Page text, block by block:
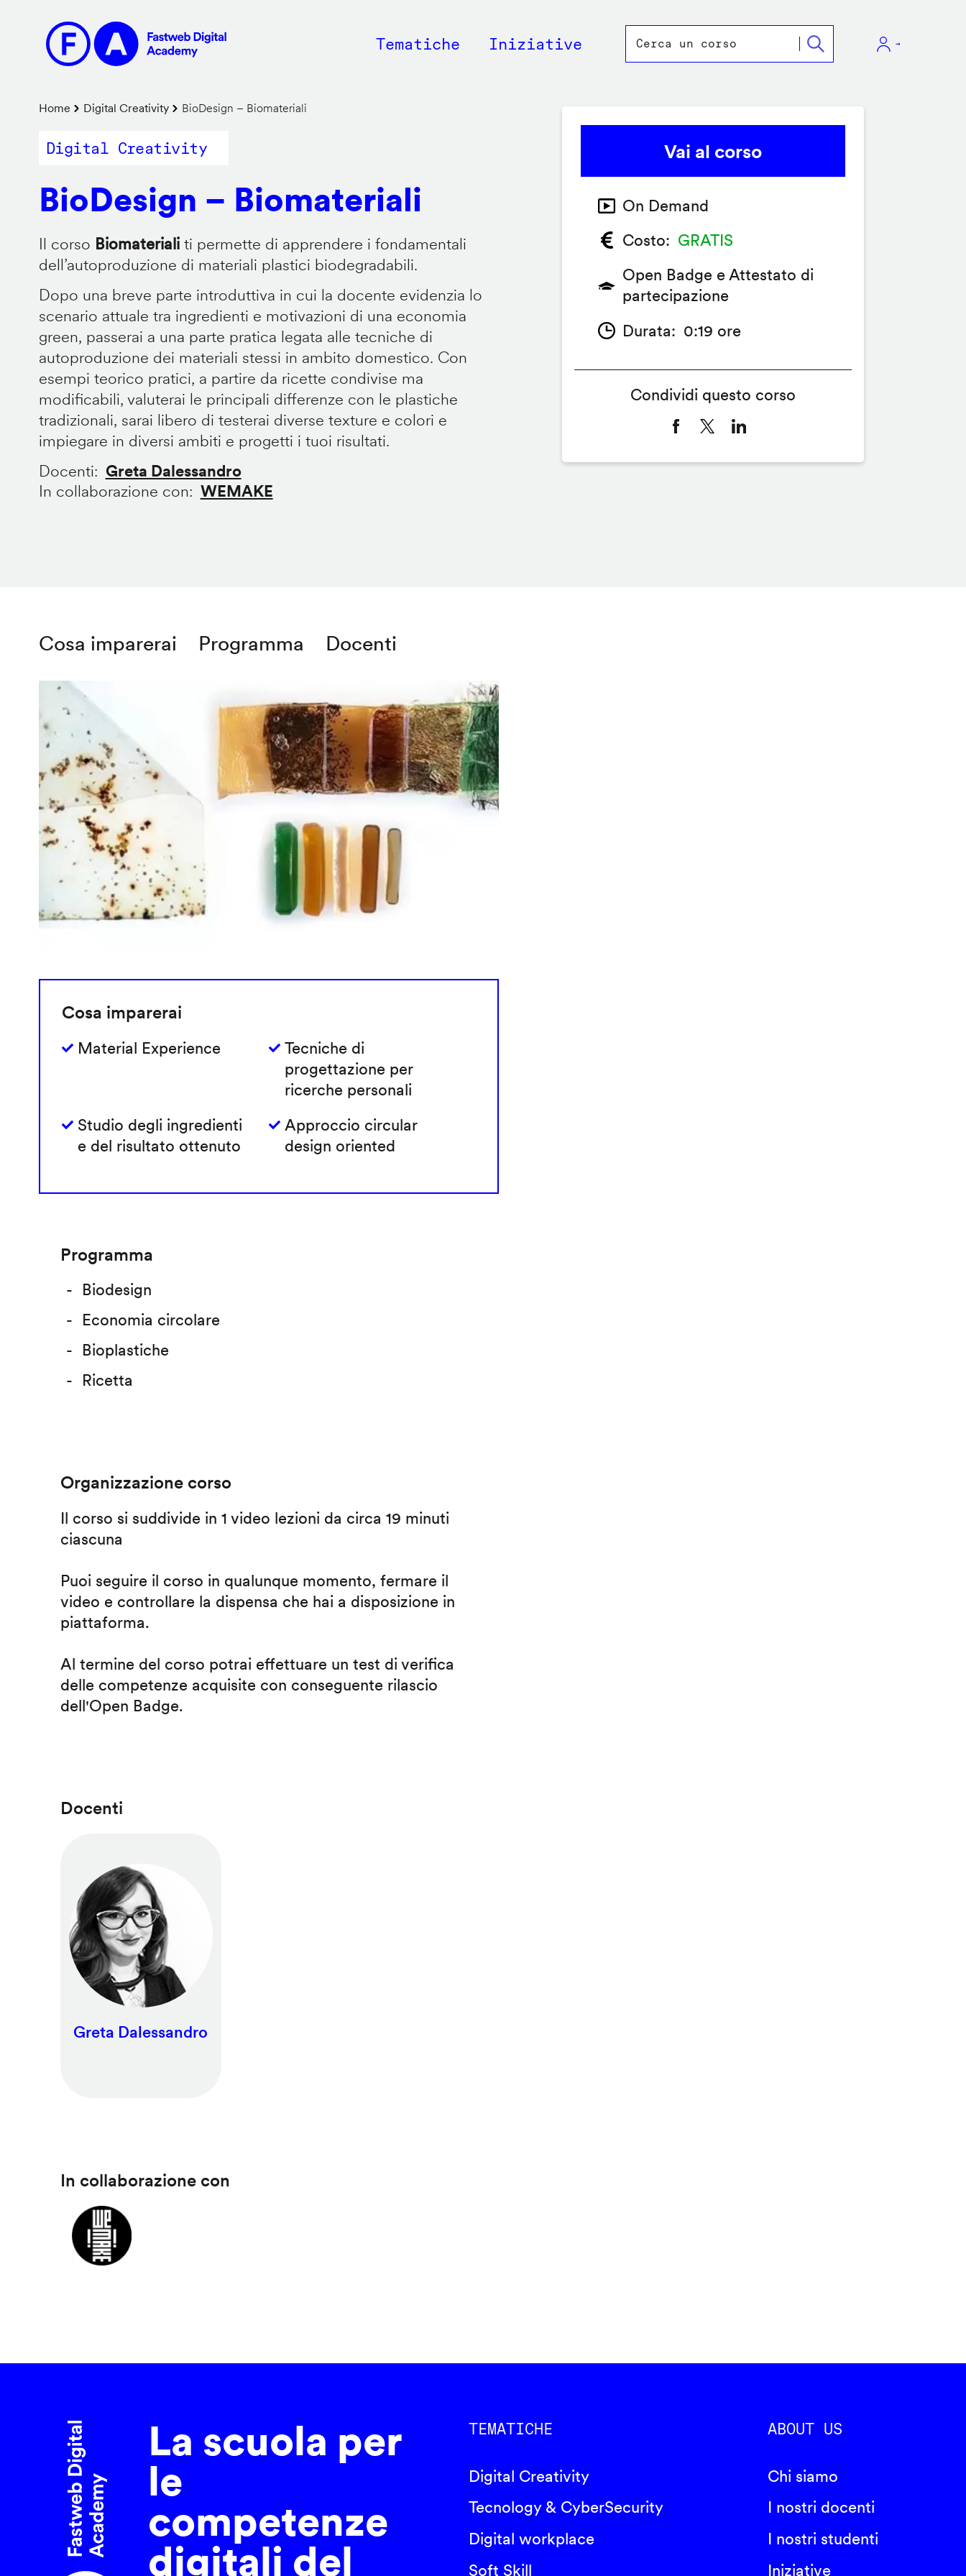
contenuto
principale
Main
Tematiche Iniziative
Briciole
di
Home Digital Creativity BioDesign – Biomateriali
Digital Creativity
BioDesign – Biomateriali
Il corso Biomaterialiti permette di apprendere i fondamentali
dell’autoproduzione di materiali plastici biodegradabili.
Dopo una breve parte introduttiva in cui la docente evidenzia lo
scenario attuale tra ingredienti e motivazioni di una economia
green, passerai a una parte pratica legata alle tecniche di
autoproduzione dei materiali stessi in ambito domestico. Con
esempi teorico pratici, a partire da ricette condivise ma
modificabili, valuterai le principali differenze con le plastiche
tradizionali, sarai libero di testerai diverse texture e colori e
impiegare in diversi ambiti e progetti i tuoi risultati.
Docenti
Greta Dalessandro
In collaborazione con
WEMAKE
Cosa imparerai Programma Docenti
Cosa imparerai
Material Experience
Tecniche di
progettazione per
ricerche personali
Studio degli ingredienti
e del risultato ottenuto
Approccio circular
design oriented
Programma
Biodesign
Economia circolare
Bioplastiche
Ricetta
Organizzazione corso
Il corso si suddivide in 1 video lezioni da circa 19 minuti
ciascuna
Puoi seguire il corso in qualunque momento, fermare il
video e controllare la dispensa che hai a disposizione in
piattaforma.
Al termine del corso potrai effettuare un test di verifica
delle competenze acquisite con conseguente rilascio
dell'Open Badge.
Docenti
Greta Dalessandro
In collaborazione con
Vai al corso
On Demand
Costo
GRATIS
Open Badge e Attestato di
partecipazione
Durata
0:19 ore
Condividi questo corso
La scuola per
le
competenze
digitali del
TEMATICHE
Digital Creativity
Tecnology & CyberSecurity
Digital workplace
Soft Skill
ABOUT US
Chi siamo
I nostri docenti
I nostri studenti
Iniziative